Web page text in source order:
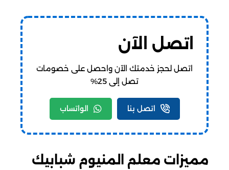
اتصل الآن
اتصل لحجز خدمتك الآن واحصل على خصومات
تصل إلى 25%
اتصل بنا الواتساب
مميزات معلم المنيوم شبابيك